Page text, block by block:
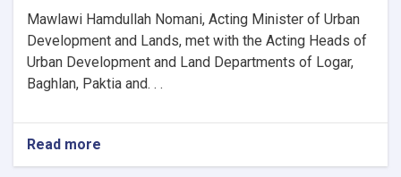
Mawlawi Hamdullah Nomani, Acting Minister of Urban
Development and Lands, met with the Acting Heads of
Urban Development and Land Departments of Logar,
Baghlan, Paktia and. . .
Read more
The